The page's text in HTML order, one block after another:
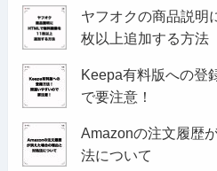
ヤフオクの商品説明
枚以上追加する方法
Keepa有料版への登
で要注意！
Amazonの注文履歴
法について